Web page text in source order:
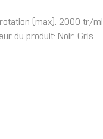
(max): 2000 tr/
du produit: Noir, Gris